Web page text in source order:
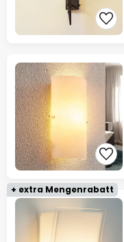
+ extra Mengenrabatt